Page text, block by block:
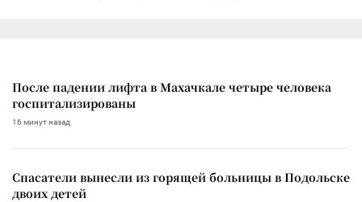
После падении лифта в Махачкале четыре человека
госпитализированы
16 минут назад
Спасатели вынесли из горящей больницы в Подольске
двоих детей